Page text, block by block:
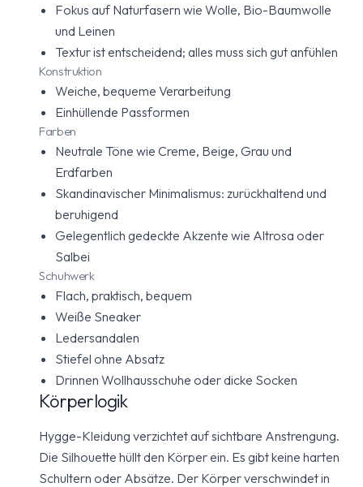
Fokus auf Naturfasern wie Wolle, Bio-Baumwolle
und Leinen
Textur ist entscheidend; alles muss sich gut anfühlen
Konstruktion
Weiche, bequeme Verarbeitung
Einhüllende Passformen
Farben
Neutrale Töne wie Creme, Beige, Grau und
Erdfarben
Skandinavischer Minimalismus: zurückhaltend und
beruhigend
Gelegentlich gedeckte Akzente wie Altrosa oder
Salbei
Schuhwerk
Flach, praktisch, bequem
Weiße Sneaker
Ledersandalen
Stiefel ohne Absatz
Drinnen Wollhausschuhe oder dicke Socken
Körperlogik
Hygge-Kleidung verzichtet auf sichtbare Anstrengung.
Die Silhouette hüllt den Körper ein. Es gibt keine harten
Schultern oder Absätze. Der Körper verschwindet in